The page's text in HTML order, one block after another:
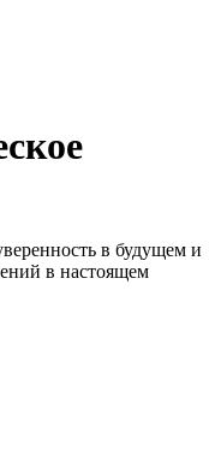
в будущем и
в настоящем